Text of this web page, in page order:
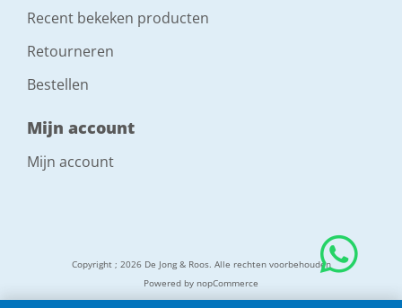
Recent bekeken producten
Retourneren
Bestellen
Mijn account
Mijn account
Copyright ; 2026 De Jong & Roos. Alle rechten voorbehouden
Powered by nopCommerce